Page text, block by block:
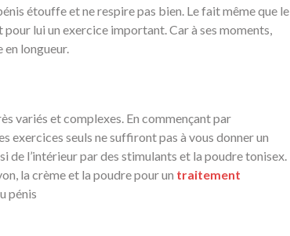
étouffe et ne respire pas bien. Le fait même que le
lui un exercice important. Car à ses moments,
en longueur.
variés et complexes. En commençant par
exercices seuls ne suffiront pas à vous donner un
de l’intérieur par des stimulants et la poudre tonisex.
la crème et la poudre pour un traitement
pénis